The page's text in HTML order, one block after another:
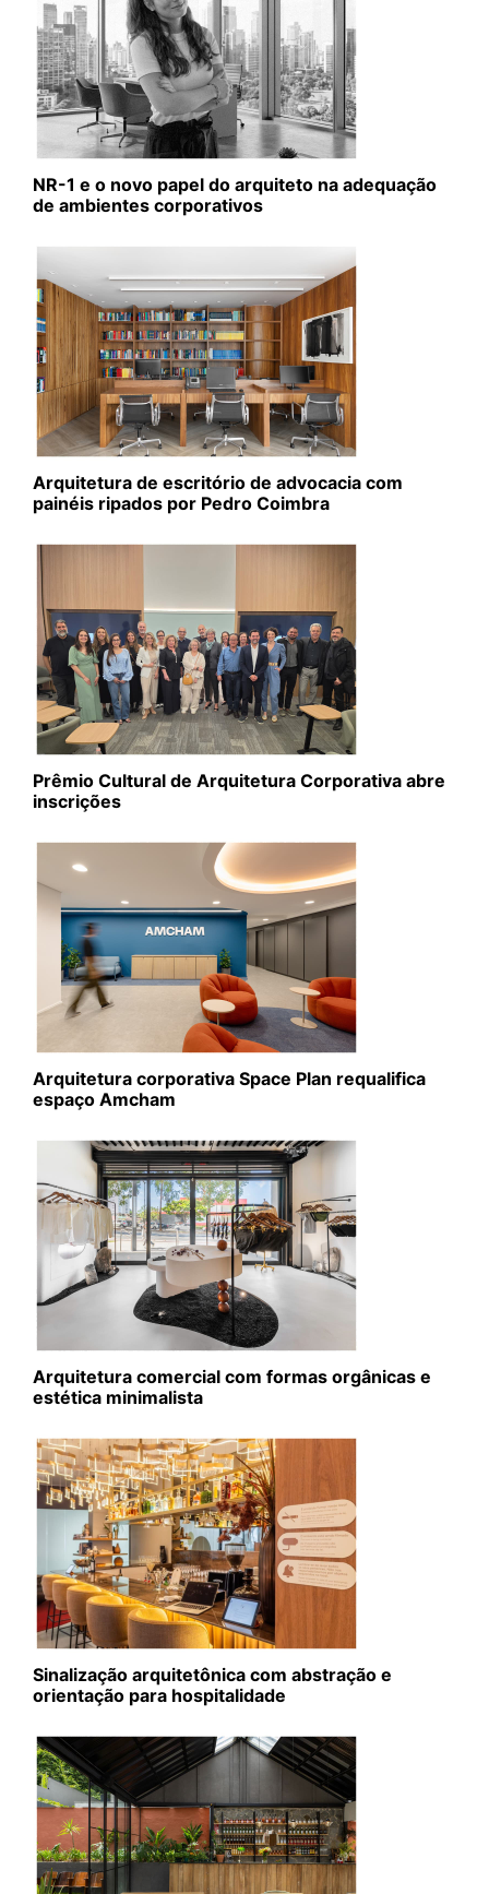
NR-1 e o novo papel do arquiteto na adequação
de ambientes corporativos
Arquitetura de escritório de advocacia com
painéis ripados por Pedro Coimbra
Prêmio Cultural de Arquitetura Corporativa abre
inscrições
Arquitetura corporativa Space Plan requalifica
espaço Amcham
Arquitetura comercial com formas orgânicas e
estética minimalista
Sinalização arquitetônica com abstração e
orientação para hospitalidade